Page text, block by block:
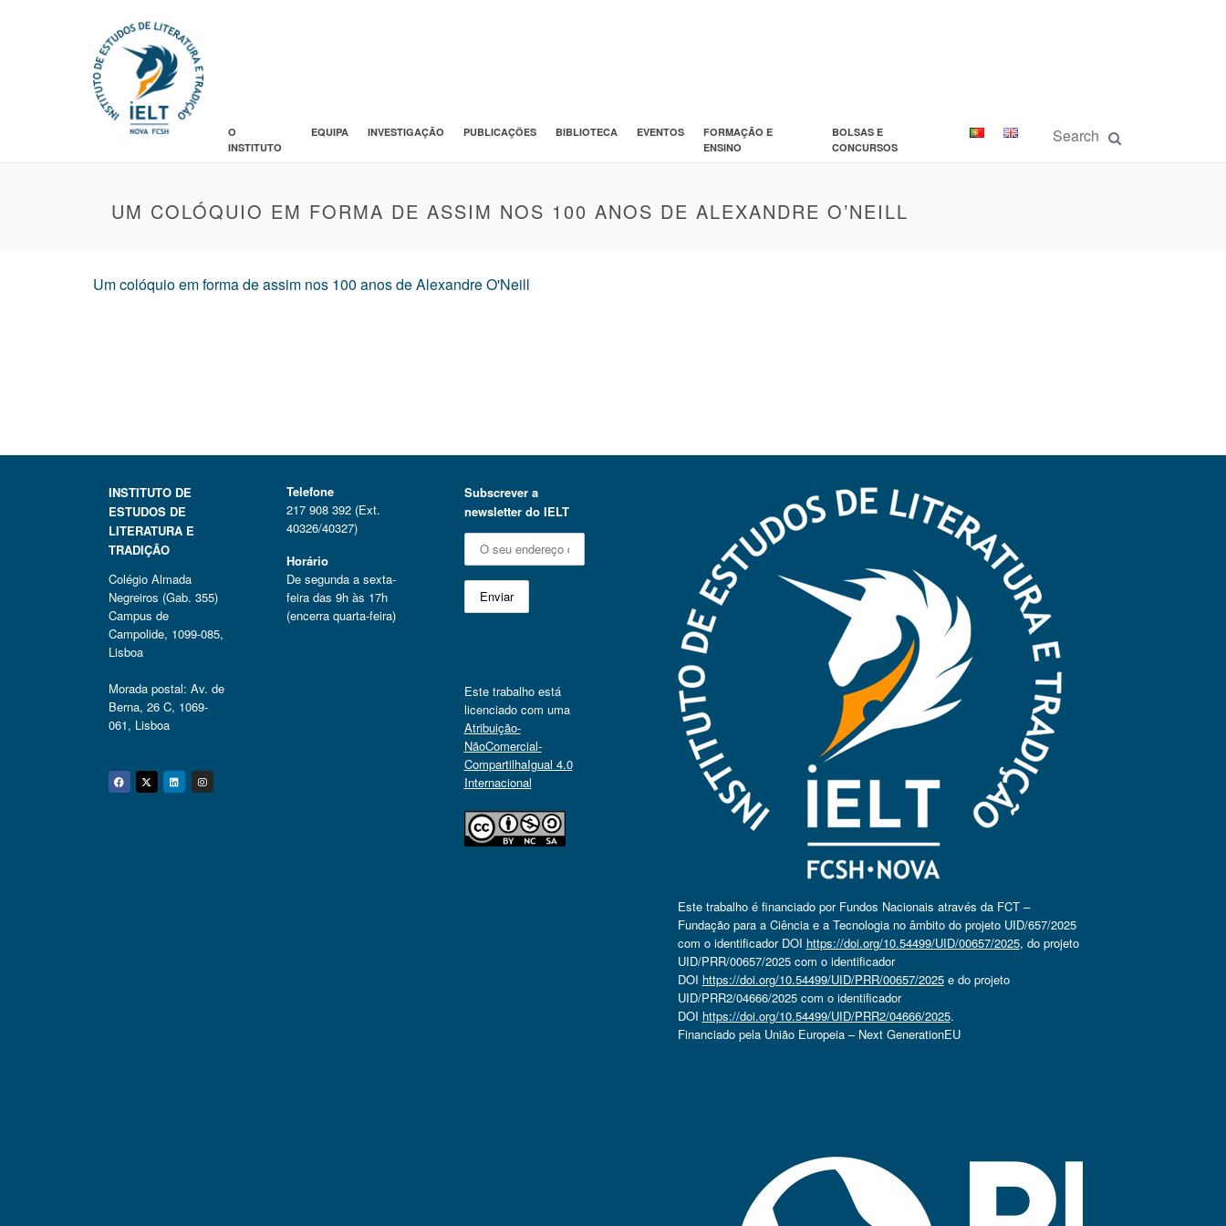
O
INSTITUTO
EQUIPA INVESTIGAÇÃO PUBLICAÇÕES BIBLIOTECA EVENTOS
FORMAÇÃO E
ENSINO
BOLSAS E
CONCURSOS
UM COLÓQUIO EM FORMA DE ASSIM NOS 100 ANOS DE ALEXANDRE O’NEILL
Um colóquio em forma de assim nos 100 anos de Alexandre O'Neill
INSTITUTO DE
ESTUDOS DE
LITERATURA E
TRADIÇÃO
Colégio Almada
Negreiros (Gab. 355)
Campus de
Campolide, 1099-085,
Lisboa
Morada postal: Av. de
Berna, 26 C, 1069-
061, Lisboa
Facebook
Twitter
Linkedin
Instagram
Telefone
217 908 392 (Ext.
40326/40327)
Horário
De segunda a sexta-
feira das 9h às 17h
(encerra quarta-feira)
Subscrever a
newsletter do IELT
Este trabalho está
licenciado com uma
Atribuição-
NãoComercial-
CompartilhaIgual 4.0
Internacional
Este trabalho é financiado por Fundos Nacionais através da FCT –
Fundação para a Ciência e a Tecnologia no âmbito do projeto UID/657/2025
com o identificador DOI https://doi.org/10.54499/UID/00657/2025, do projeto
UID/PRR/00657/2025 com o identificador
DOI https://doi.org/10.54499/UID/PRR/00657/2025e do projeto
UID/PRR2/04666/2025 com o identificador
DOI https://doi.org/10.54499/UID/PRR2/04666/2025.
Financiado pela União Europeia – Next GenerationEU